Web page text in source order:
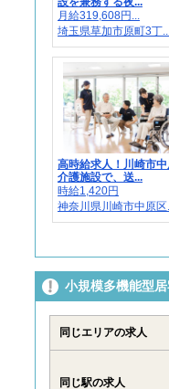
月給319,608円...
埼玉県草加市原町3丁
高時給求人！川崎市
介護施設で、送...
時給1,420円
神奈川県川崎市中原区
小規模多機能型
同じエリアの求人
同じ駅の求人